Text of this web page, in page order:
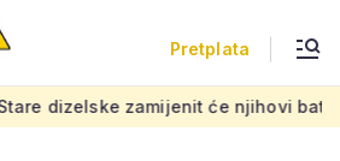
Pretplata
njihovi baterijski vlakovi, zna se